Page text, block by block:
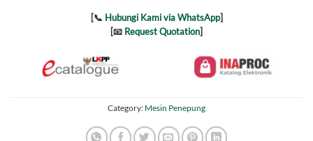
[📞 Hubungi Kami via WhatsApp]
[📧 Request Quotation]
Category: Mesin Penepung